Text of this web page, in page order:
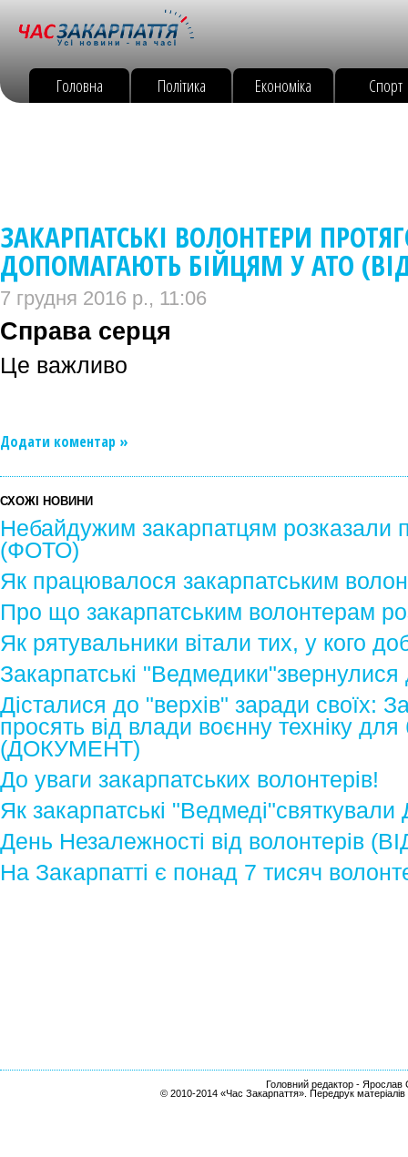
Головна Політика Економіка Спорт
ЗАКАРПАТСЬКІ ВОЛОНТЕРИ
ДОПОМАГАЮТЬ БІЙЦЯМ У АТО
7 грудня 2016 р., 11:06
Справа серця
Це важливо
Додати коментар »
СХОЖІ НОВИНИ
Небайдужим закарпатцям розказали
(ФОТО)
Як працювалося закарпатським
Про що закарпатським волонтерам
Як рятувальники вітали тих, у кого
Закарпатські
Дісталися до "верхів" заради своїх:
просять від влади воєнну техніку для
(ДОКУМЕНТ)
До уваги закарпатських волонтерів!
Як закарпатські
День Незалежності від волонтерів
На Закарпатті є понад 7 тисяч
Головний редактор - Ярослав
© 2010-2014 «Час Закарпаття». Передрук